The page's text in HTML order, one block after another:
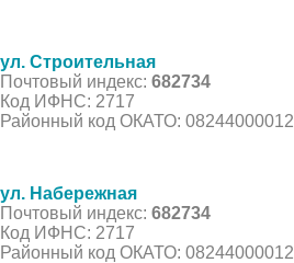
ул. Строительная
Почтовый индекс: 682734
Код ИФНС: 2717
Районный код ОКАТО: 08244000012
ул. Набережная
Почтовый индекс: 682734
Код ИФНС: 2717
Районный код ОКАТО: 08244000012